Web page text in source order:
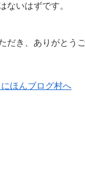
ないはずです。
だき、ありがとう